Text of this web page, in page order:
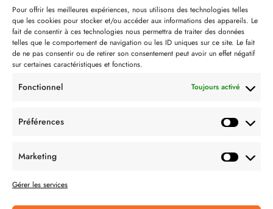
Pour offrir les meilleures expériences, nous utilisons des technologies telles
que les cookies pour stocker et/ou accéder aux informations des appareils. Le
fait de consentir à ces technologies nous permettra de traiter des données
telles que le comportement de navigation ou les ID uniques sur ce site. Le fait
de ne pas consentir ou de retirer son consentement peut avoir un effet négatif
sur certaines caractéristiques et fonctions.
Fonctionnel Toujours activé
Préférences
Marketing
Gérer les services
Notre philosophie
Contact
Partenaire de: